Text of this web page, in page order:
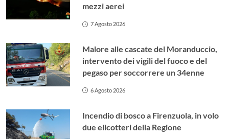
mezzi aerei
7 Agosto 2026
Malore alle cascate del Moranduccio,
intervento dei vigili del fuoco e del
pegaso per soccorrere un 34enne
6 Agosto 2026
Incendio di bosco a Firenzuola, in volo
due elicotteri della Regione